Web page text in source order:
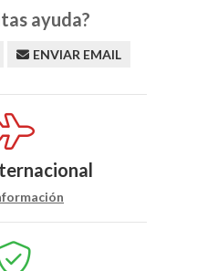
ayuda?
ENVIAR EMAIL